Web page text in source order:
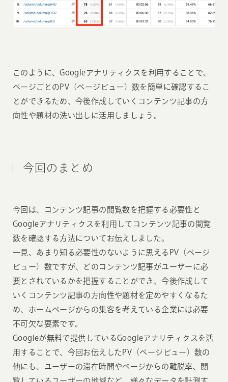
このように、Googleアナリティクスを利用することで、
ページごとのPV（ページビュー）数を簡単に確認するこ
とができるため、今後作成していくコンテンツ記事の方
向性や題材の洗い出しに活用しましょう。
今回のまとめ
今回は、コンテンツ記事の閲覧数を把握する必要性と
Googleアナリティクスを利用してコンテンツ記事の閲覧
数を確認する方法についてお伝えしました。
一見、あまり知る必要性のないように思えるPV（ページ
ビュー）数ですが、どのコンテンツ記事がユーザーに必
要とされているかを把握することができ、今後作成して
いくコンテンツ記事の方向性や題材を定めやすくなるた
め、ホームページからの集客を考えている企業には必要
不可欠な要素です。
Googleが無料で提供しているGoogleアナリティクスを活
用することで、今回お伝えしたPV（ページビュー）数の
他にも、ユーザーの滞在時間やページからの離脱率、閲